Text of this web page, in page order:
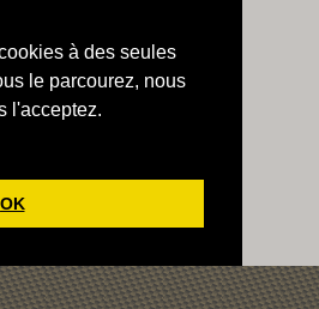
à des seules
le parcourez, nous
l'acceptez.
OK